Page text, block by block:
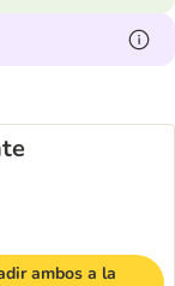
ambos a la